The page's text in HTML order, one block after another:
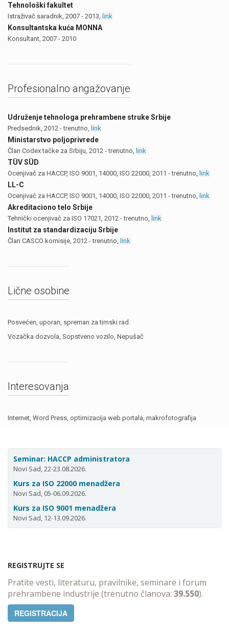
Tehnološki fakultet
Istraživač saradnik, 2007 - 2013, link
Konsultantska kuća MONNA
Konsultant, 2007 - 2010
Profesionalno angažovanje
Udruženje tehnologa prehrambene struke Srbije
Predsednik, 2012 - trenutno, link
Ministarstvo poljoprivrede
Član Codex tačke za Srbiju, 2012 - trenutno, link
TÜV SÜD
Ocenjivač za HACCP, ISO 9001, 14000, ISO 22000, 2011 - trenutno, link
LL-C
Ocenjivač za HACCP, ISO 9001, 14000, ISO 22000, 2011 - trenutno, link
Akreditaciono telo Srbije
Tehnički ocenjivač za ISO 17021, 2012 - trenutno, link
Institut za standardizaciju Srbije
Član CASCO komisije, 2012 - trenutno, link
Lične osobine
Posvećen, uporan, spreman za timski rad.
Vozačka dozvola, Sopstveno vozilo, Nepušač
Interesovanja
Internet, Word Press, optimizacija web portala, makrofotografija
Seminar: HACCP administratora
Novi Sad, 22-23.08.2026.
Kurs za ISO 22000 menadžera
Novi Sad, 05-06.09.2026.
Kurs za ISO 9001 menadžera
Novi Sad, 12-13.09.2026.
REGISTRUJTE SE
Pratite vesti, literaturu, pravilnike, seminare i forum
prehrambene industrije (trenutno članova: 39.550).
REGISTRACIJA